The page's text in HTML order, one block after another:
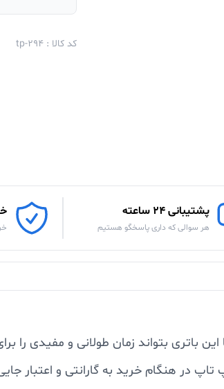
کد کالا : tp-294
پشتیبانی 24 ساعته
هر سوالی که داری پاسخگو هستیم
نظر گرفته شده است تا این باتری بتواند زمان طولانی و
در هنگام خرید به گارانتی و اعتبار